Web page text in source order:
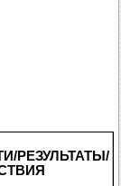
РЕЗУЛЬТАТЫ/